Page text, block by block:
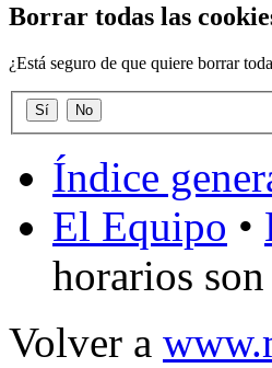
Borrar todas las
¿Está seguro de que quiere borrar
Índice
El Equipo •
horarios
Volver a